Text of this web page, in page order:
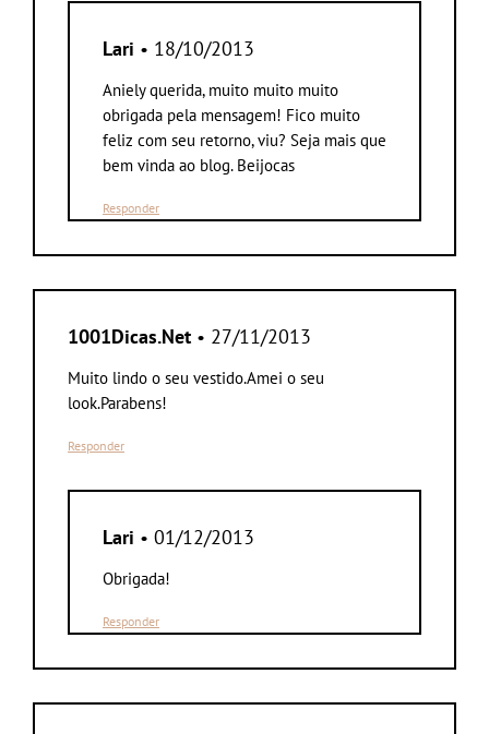
Lari • 18/10/2013
Aniely querida, muito muito muito
obrigada pela mensagem! Fico muito
feliz com seu retorno, viu? Seja mais que
bem vinda ao blog. Beijocas
Responder
1001Dicas.Net • 27/11/2013
Muito lindo o seu vestido.Amei o seu
look.Parabens!
Responder
Lari • 01/12/2013
Obrigada!
Responder